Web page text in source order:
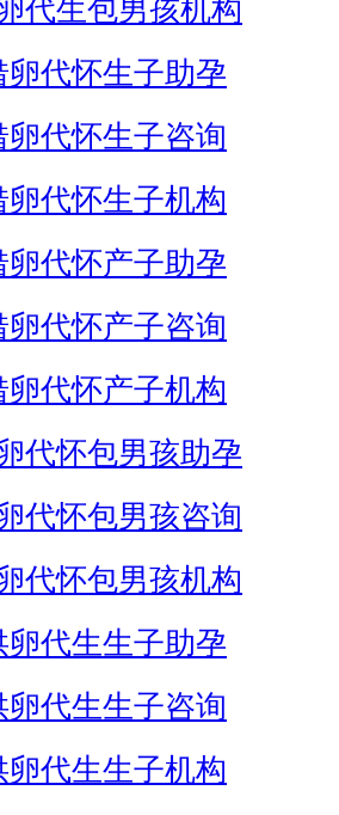
代生包男孩机构
卵代怀生子助孕
卵代怀生子咨询
卵代怀生子机构
卵代怀产子助孕
卵代怀产子咨询
卵代怀产子机构
代怀包男孩助孕
代怀包男孩咨询
代怀包男孩机构
卵代生生子助孕
卵代生生子咨询
卵代生生子机构